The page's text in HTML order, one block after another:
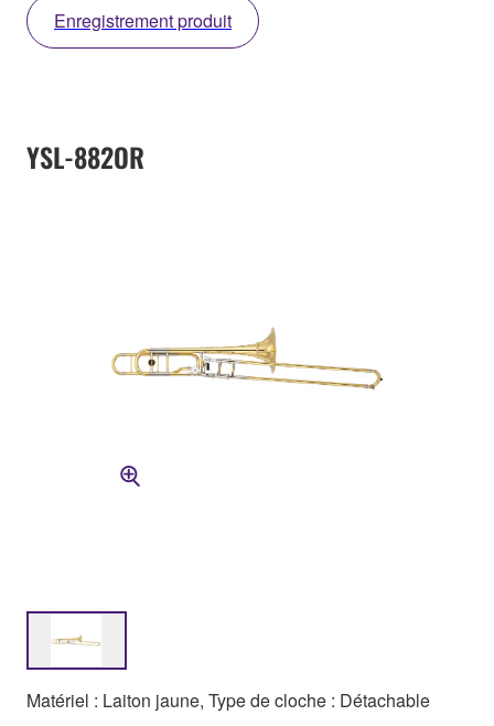
Enregistrement produit
YSL-882OR
Matériel : Laiton jaune, Type de cloche : Détachable